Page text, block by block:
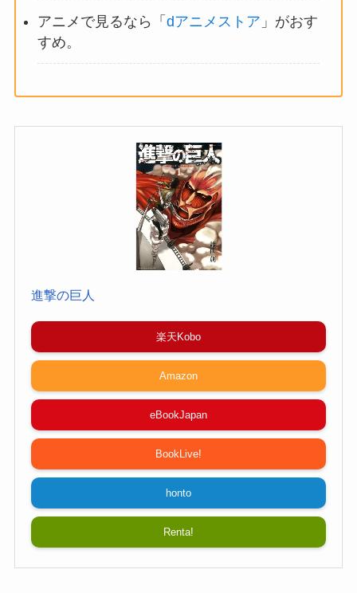
アニメで見るなら「 dアニメストア 」がおす
すめ。
進撃の巨人
楽天Kobo
Amazon
eBookJapan
BookLive!
honto
Renta!